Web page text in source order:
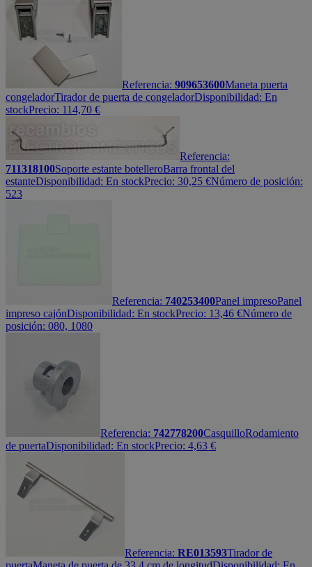
Referencia: 909653600Maneta puerta
congeladorTirador de puerta de congeladorDisponibilidad: En
stockPrecio: 114,70 €
Referencia:
711318100Soporte estante botelleroBarra frontal del
estanteDisponibilidad: En stockPrecio: 30,25 €Número de posición:
523
Referencia: 740253400Panel impresoPanel
impreso cajónDisponibilidad: En stockPrecio: 13,46 €Número de
posición: 080, 1080
Referencia: 742778200CasquilloRodamiento
de puertaDisponibilidad: En stockPrecio: 4,63 €
Referencia: RE013593Tirador de